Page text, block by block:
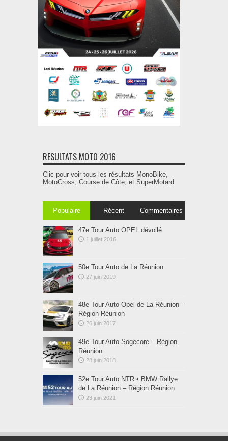
RESULTATS MOTO 2016
Clic pour voir tous les résultats MonoBike,
MotoCross, Course de Côte, et SuperMotard
Populaire Récent Commentaires
47e Tour Auto OPEL dévoilé
1 juillet 2016
50e Tour Auto de La Réunion
27 juin 2019
48e Tour Auto Opel de La Réunion –
Région Réunion
26 juin 2017
49e Tour Auto Sogecore – Région
Réunion
28 juin 2018
52e Tour Auto NTR • BMW Rallye
de La Réunion – Région Réunion
23 juin 2021